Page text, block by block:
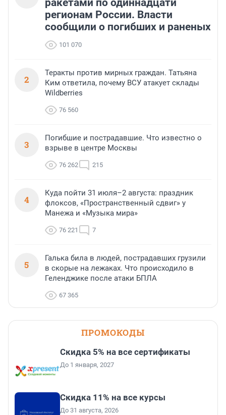
ракетами по одиннадцати
регионам России. Власти
сообщили о погибших и раненых
101 070
2
Теракты против мирных граждан. Татьяна
Ким ответила, почему ВСУ атакует склады
Wildberries
76 560
3
Погибшие и пострадавшие. Что известно о
взрыве в центре Москвы
76 262 215
4
Куда пойти 31 июля–2 августа: праздник
флоксов, «Пространственный сдвиг» у
Манежа и «Музыка мира»
76 221 7
5
Галька била в людей, пострадавших грузили
в скорые на лежаках. Что происходило в
Геленджике после атаки БПЛА
67 365
ПРОМОКОДЫ
Скидка 5% на все сертификаты
До 1 января, 2027
Скидка 11% на все курсы
До 31 августа, 2026